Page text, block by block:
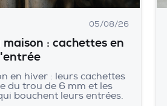
05/08/26
: cachettes en
en hiver : leurs cachettes
du trou de 6 mm et les
bouchent leurs entrées.